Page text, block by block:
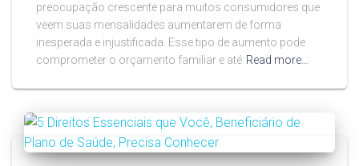
preocupação crescente para muitos consumidores que
veem suas mensalidades aumentarem de forma
inesperada e injustificada. Esse tipo de aumento pode
comprometer o orçamento familiar e até Read more…